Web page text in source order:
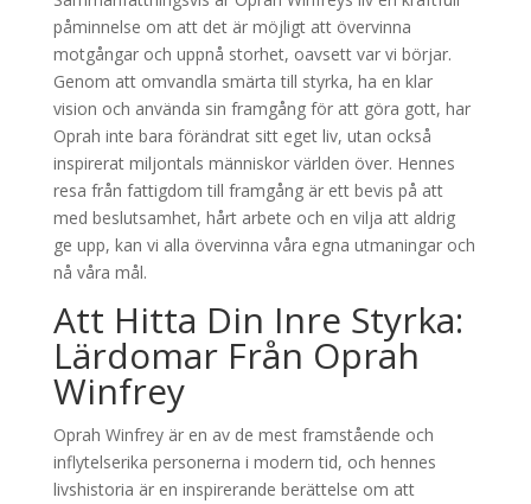
påminnelse om att det är möjligt att övervinna
motgångar och uppnå storhet, oavsett var vi börjar.
Genom att omvandla smärta till styrka, ha en klar
vision och använda sin framgång för att göra gott, har
Oprah inte bara förändrat sitt eget liv, utan också
inspirerat miljontals människor världen över. Hennes
resa från fattigdom till framgång är ett bevis på att
med beslutsamhet, hårt arbete och en vilja att aldrig
ge upp, kan vi alla övervinna våra egna utmaningar och
nå våra mål.
Att Hitta Din Inre Styrka:
Lärdomar Från Oprah
Winfrey
Oprah Winfrey är en av de mest framstående och
inflytelserika personerna i modern tid, och hennes
livshistoria är en inspirerande berättelse om att